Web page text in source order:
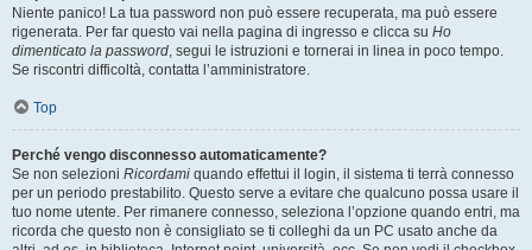
Niente panico! La tua password non può essere recuperata, ma può essere
rigenerata. Per far questo vai nella pagina di ingresso e clicca su Ho
dimenticato la password, segui le istruzioni e tornerai in linea in poco tempo.
Se riscontri difficoltà, contatta l’amministratore.
Top
Perché vengo disconnesso automaticamente?
Se non selezioni Ricordami quando effettui il login, il sistema ti terrà connesso
per un periodo prestabilito. Questo serve a evitare che qualcuno possa usare il
tuo nome utente. Per rimanere connesso, seleziona l’opzione quando entri, ma
ricorda che questo non è consigliato se ti colleghi da un PC usato anche da